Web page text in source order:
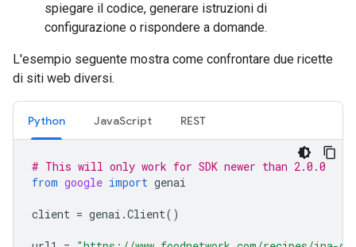
spiegare il codice, generare istruzioni di
configurazione o rispondere a domande.
L'esempio seguente mostra come confrontare due ricette
di siti web diversi.
Python JavaScript REST
# This will only work for SDK newer than 2.0.0
from google import genai
client = genai .Client()